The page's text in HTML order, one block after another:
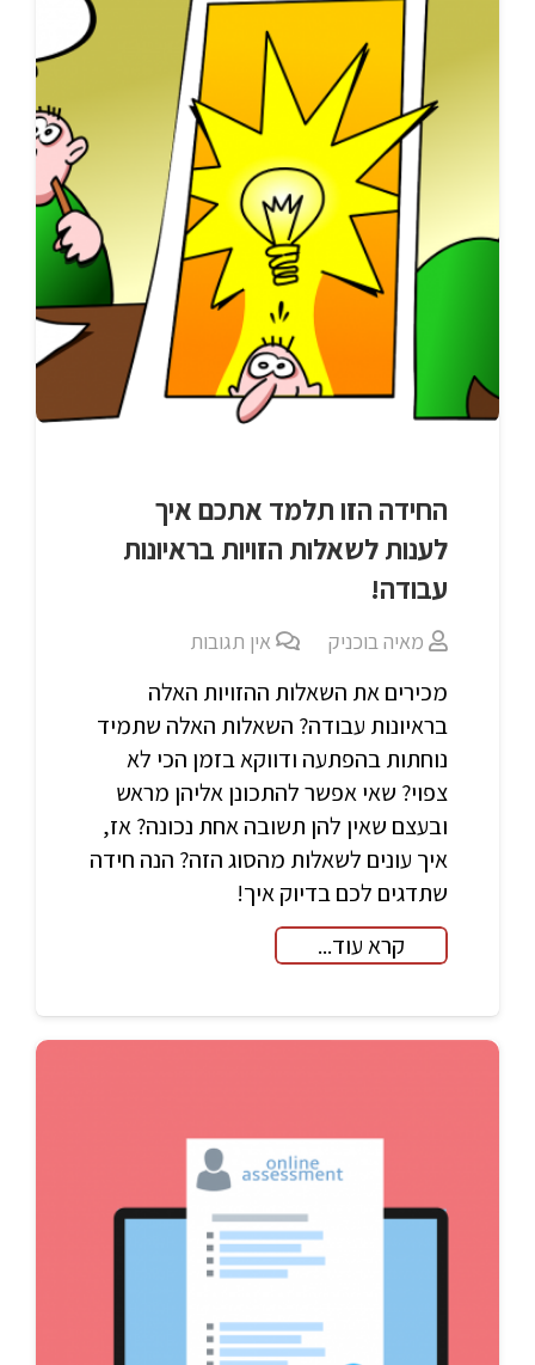
החידה הזו תלמד אתכם איך
לענות לשאלות הזויות בראיונות
עבודה!
מאיה בוכניק אין תגובות
מכירים את השאלות ההזויות האלה
בראיונות עבודה? השאלות האלה שתמיד
נוחתות בהפתעה ודווקא בזמן הכי לא
צפוי? שאי אפשר להתכונן אליהן מראש
ובעצם שאין להן תשובה אחת נכונה? אז,
איך עונים לשאלות מהסוג הזה? הנה חידה
שתדגים לכם בדיוק איך!
קרא עוד...